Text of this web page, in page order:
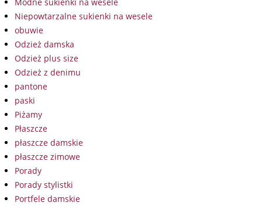
Niepowtarzalne sukienki na wesele
obuwie
Odzież damska
Odzież plus size
Odzież z denimu
pantone
paski
Piżamy
Płaszcze
płaszcze damskie
płaszcze zimowe
Porady
Porady stylistki
Portfele damskie